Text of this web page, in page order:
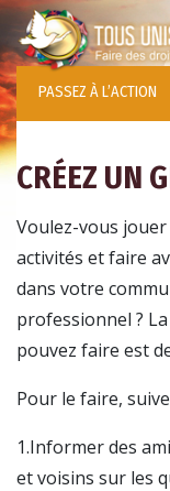
PASSEZ À L’ACTION
CRÉEZ UN
Voulez-vous
activités et faire
dans votre
professionnel ?
pouvez faire est
Pour le faire,
1.Informer des
et voisins sur les